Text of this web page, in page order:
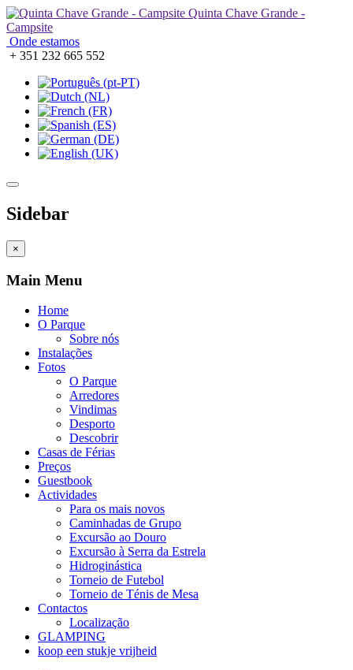
Quinta Chave Grande -
Campsite
Onde estamos
+ 351 232 665 552
Sidebar
×
Main Menu
Home
O Parque
Sobre nós
Instalações
Fotos
O Parque
Arredores
Vindimas
Desporto
Descobrir
Casas de Férias
Preços
Guestbook
Actividades
Para os mais novos
Caminhadas de Grupo
Excursão ao Douro
Excursão à Serra da Estrela
Hidroginástica
Torneio de Futebol
Torneio de Ténis de Mesa
Contactos
Localização
GLAMPING
koop een stukje vrijheid